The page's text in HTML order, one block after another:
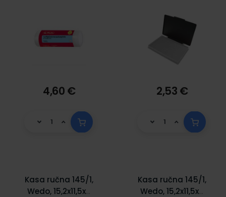
4,60 € 2,53 €
Kasa ručna 145/1,
Wedo, 15,2x11,5x8
Kasa ručna 145/1,
Wedo, 15,2x11,5x8